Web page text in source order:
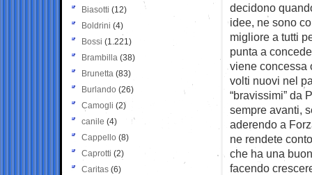
decidono
idee, ne sono
migliore a tutti
punta a
viene concessa
volti nuovi nel
“bravissimi” da
sempre avanti,
aderendo a
ne rendete
che ha una
facendo
Biasotti (12)
Boldrini (4)
Bossi (1.221)
Brambilla (38)
Brunetta (83)
Burlando (26)
Camogli (2)
canile (4)
Cappello (8)
Caprotti (2)
Caritas (6)